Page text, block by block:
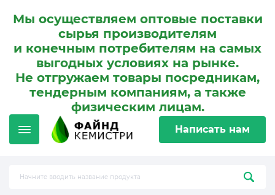
Мы осуществляем оптовые поставки
сырья производителям
и конечным потребителям на самых
выгодных условиях на рынке.
Не отгружаем товары посредникам,
тендерным компаниям, а также
физическим лицам.
Написать нам